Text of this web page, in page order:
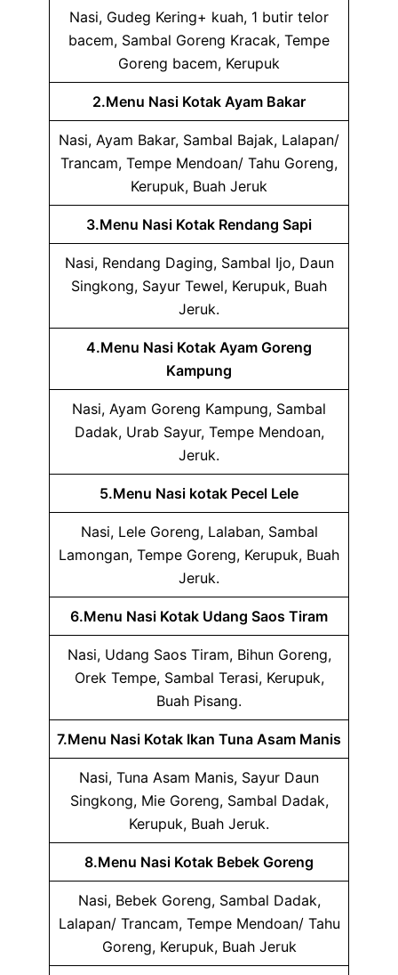
Nasi, Gudeg Kering+ kuah, 1 butir telor
bacem, Sambal Goreng Kracak, Tempe
Goreng bacem, Kerupuk
2.Menu Nasi Kotak Ayam Bakar
Nasi, Ayam Bakar, Sambal Bajak, Lalapan/
Trancam, Tempe Mendoan/ Tahu Goreng,
Kerupuk, Buah Jeruk
3.Menu Nasi Kotak Rendang Sapi
Nasi, Rendang Daging, Sambal Ijo, Daun
Singkong, Sayur Tewel, Kerupuk, Buah
Jeruk.
4.Menu Nasi Kotak Ayam Goreng
Kampung
Nasi, Ayam Goreng Kampung, Sambal
Dadak, Urab Sayur, Tempe Mendoan,
Jeruk.
5.Menu Nasi kotak Pecel Lele
Nasi, Lele Goreng, Lalaban, Sambal
Lamongan, Tempe Goreng, Kerupuk, Buah
Jeruk.
6.Menu Nasi Kotak Udang Saos Tiram
Nasi, Udang Saos Tiram, Bihun Goreng,
Orek Tempe, Sambal Terasi, Kerupuk,
Buah Pisang.
7.Menu Nasi Kotak Ikan Tuna Asam Manis
Nasi, Tuna Asam Manis, Sayur Daun
Singkong, Mie Goreng, Sambal Dadak,
Kerupuk, Buah Jeruk.
8.Menu Nasi Kotak Bebek Goreng
Nasi, Bebek Goreng, Sambal Dadak,
Lalapan/ Trancam, Tempe Mendoan/ Tahu
Goreng, Kerupuk, Buah Jeruk